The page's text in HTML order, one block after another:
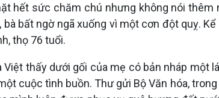
hết sức chăm chú nhưng không nói
bất ngờ ngã xuống vì một cơn đột quỵ.
thọ 76 tuổi.
thấy dưới gối của mẹ có bản nháp một
cuộc tình buồn. Thư gửi Bộ Văn hóa,